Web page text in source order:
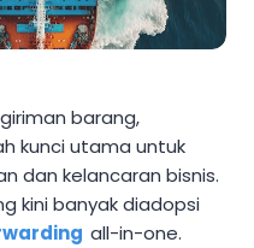
barang,
kunci utama untuk
dan kelancaran bisnis.
kini banyak diadopsi
all-in-one.